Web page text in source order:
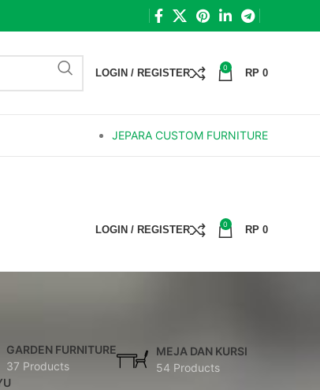
LOGIN / REGISTER 0 RP 0
JEPARA CUSTOM FURNITURE
LOGIN / REGISTER 0 RP 0
GARDEN FURNITURE
37 Products
MEJA DAN KURSI
54 Products